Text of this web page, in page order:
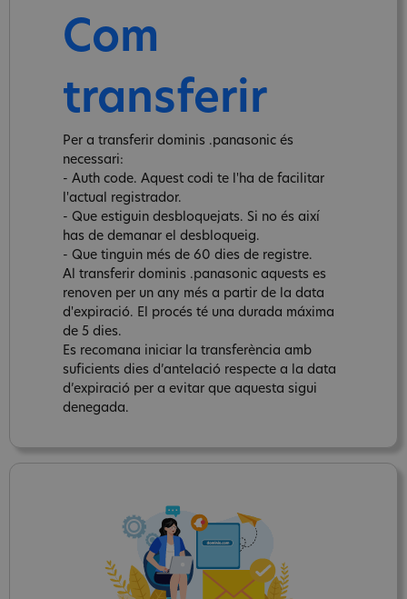
Com
transferir
Per a transferir dominis .panasonic és
necessari:
- Auth code. Aquest codi te l'ha de facilitar
l'actual registrador.
- Que estiguin desbloquejats. Si no és així
has de demanar el desbloqueig.
- Que tinguin més de 60 dies de registre.
Al transferir dominis .panasonic aquests es
renoven per un any més a partir de la data
d'expiració. El procés té una durada máxima
de 5 dies.
Es recomana iniciar la transferència amb
suficients dies d’antelació respecte a la data
d’expiració per a evitar que aquesta sigui
denegada.